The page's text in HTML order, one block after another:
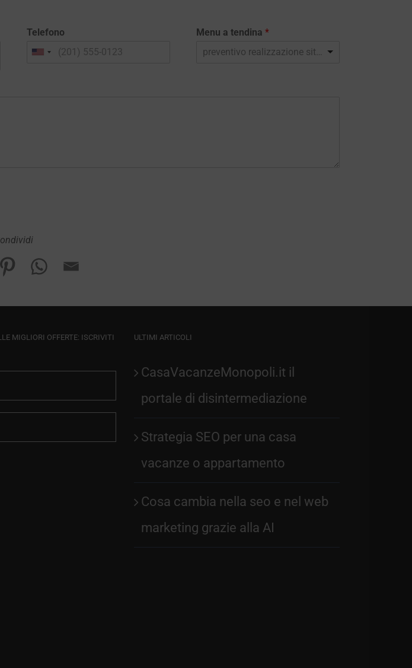
Telefono Menu a tendina *
preventivo realizzazione sito web
MIGLIORI OFFERTE: ISCRIVITI
ULTIMI ARTICOLI
CasaVacanzeMonopoli.it il
portale di disintermediazione
Strategia SEO per una casa
vacanze o appartamento
Cosa cambia nella seo e nel web
marketing grazie alla AI